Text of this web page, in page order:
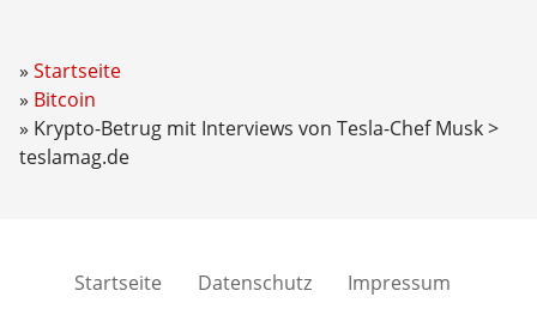
Startseite
Bitcoin
Krypto-Betrug mit Interviews von Tesla-Chef Musk >
teslamag.de
Startseite Datenschutz Impressum